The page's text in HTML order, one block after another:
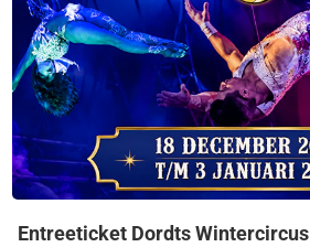
Entreeticket Dordts Wintercircus